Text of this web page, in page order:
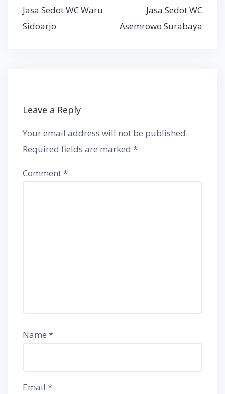
Post
navigation
Jasa Sedot WC Waru
Sidoarjo
Jasa Sedot WC
Asemrowo Surabaya
Leave a Reply
Your email address will not be published.
Required fields are marked *
Comment*
Name *
Email *